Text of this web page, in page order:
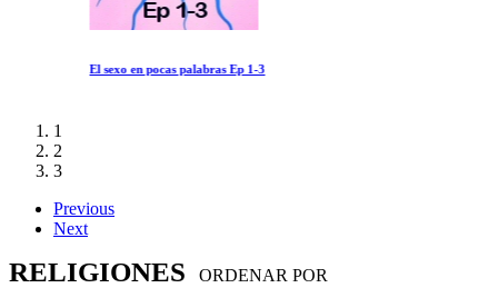
El sexo en pocas palabras Ep 1-3
1
2
3
Previous
Next
RELIGIONES ORDENAR POR